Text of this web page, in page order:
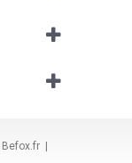
Befox.fr |